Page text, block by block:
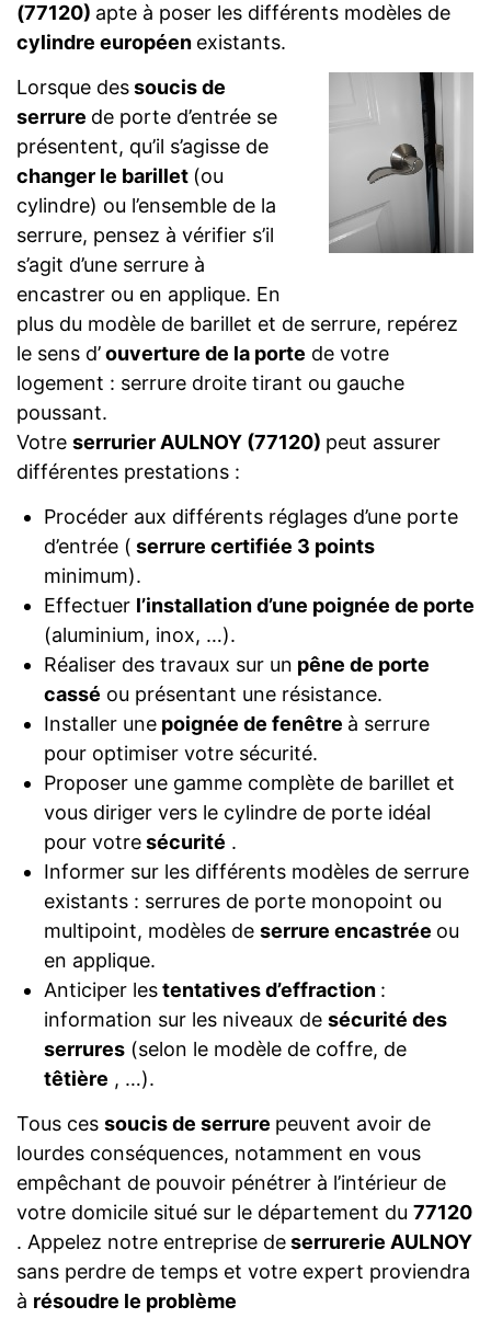
(77120) apte à poser les différents modèles de
cylindre européen existants.
Lorsque dessoucis de
serrure de porte d’entrée se
présentent, qu’il s’agisse de
changer le barillet (ou
cylindre) ou l’ensemble de la
serrure, pensez à vérifier s’il
s’agit d’une serrure à
encastrer ou en applique. En
plus du modèle de barillet et de serrure, repérez
le sens d’ouverture de la porte de votre
logement : serrure droite tirant ou gauche
poussant.
Votre serrurier AULNOY (77120) peut assurer
différentes prestations :
Procéder aux différents réglages d’une porte
d’entrée ( serrure certifiée 3 points
minimum).
Effectuer l’installation d’une poignée de porte
(aluminium, inox, …).
Réaliser des travaux sur un pêne de porte
cassé ou présentant une résistance.
Installer unepoignée de fenêtre à serrure
pour optimiser votre sécurité.
Proposer une gamme complète de barillet et
vous diriger vers le cylindre de porte idéal
pour votresécurité .
Informer sur les différents modèles de serrure
existants : serrures de porte monopoint ou
multipoint, modèles de serrure encastrée ou
en applique.
Anticiper lestentatives d’effraction :
information sur les niveaux de sécurité des
serrures(selon le modèle de coffre, de
têtière , …).
Tous ces soucis de serrure peuvent avoir de
lourdes conséquences, notamment en vous
empêchant de pouvoir pénétrer à l’intérieur de
votre domicile situé sur le département du 77120
. Appelez notre entreprise deserrurerie AULNOY
sans perdre de temps et votre expert proviendra
à résoudre le problème